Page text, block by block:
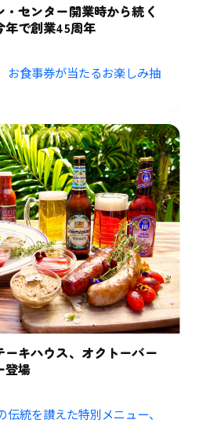
センター開業時から続く
年で創業45周年
お食事券が当たるお楽しみ抽
キハウス、オクトーバー
登場
統を讃えた特別メニュー、